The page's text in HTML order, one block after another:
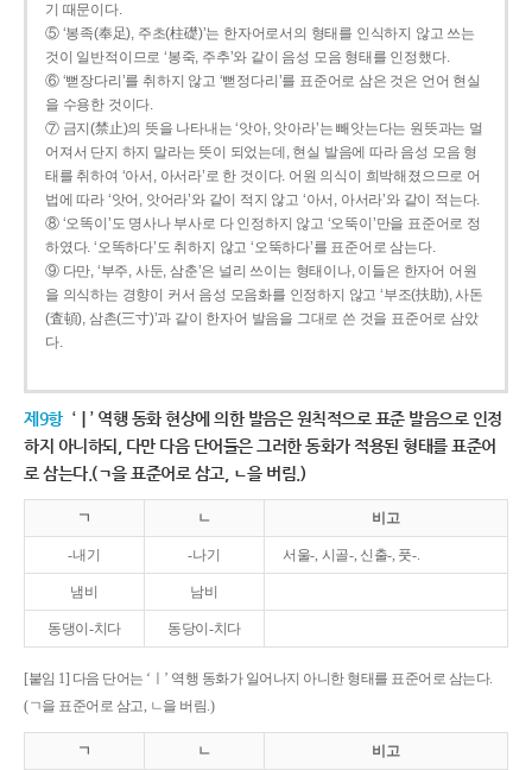
기 때문이다.
⑤ ‘봉족(奉足), 주초(柱礎)’는 한자어로서의 형태를 인식하지 않고 쓰는
것이 일반적이므로 ‘봉죽, 주추’와 같이 음성 모음 형태를 인정했다.
⑥ ‘뻗장다리’를 취하지 않고 ‘뻗정다리’를 표준어로 삼은 것은 언어 현실
을 수용한 것이다.
⑦ 금지(禁止)의 뜻을 나타내는 ‘앗아, 앗아라’는 빼앗는다는 원뜻과는 멀
어져서 단지 하지 말라는 뜻이 되었는데, 현실 발음에 따라 음성 모음 형
태를 취하여 ‘아서, 아서라’로 한 것이다. 어원 의식이 희박해졌으므로 어
법에 따라 ‘앗어, 앗어라’와 같이 적지 않고 ‘아서, 아서라’와 같이 적는다.
⑧ ‘오똑이’도 명사나 부사로 다 인정하지 않고 ‘오뚝이’만을 표준어로 정
하였다. ‘오똑하다’도 취하지 않고 ‘오뚝하다’를 표준어로 삼는다.
⑨ 다만, ‘부주, 사둔, 삼춘’은 널리 쓰이는 형태이나, 이들은 한자어 어원
을 의식하는 경향이 커서 음성 모음화를 인정하지 않고 ‘부조(扶助), 사돈
(査頓), 삼촌(三寸)’과 같이 한자어 발음을 그대로 쓴 것을 표준어로 삼았
다.
제9항 ‘ㅣ’ 역행 동화 현상에 의한 발음은 원칙적으로 표준 발음으로 인정
하지 아니하되, 다만 다음 단어들은 그러한 동화가 적용된 형태를 표준어
로 삼는다.(ㄱ을 표준어로 삼고, ㄴ을 버림.)
ㄱ ㄴ 비고
-내기 -나기 서울-, 시골-, 신출-, 풋-.
냄비 남비
동댕이-치다 동당이-치다
[붙임 1] 다음 단어는 ‘ㅣ’ 역행 동화가 일어나지 아니한 형태를 표준어로 삼는다.
(ㄱ을 표준어로 삼고, ㄴ을 버림.)
ㄱ ㄴ 비고